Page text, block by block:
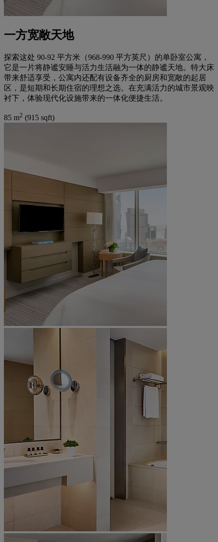
一方宽敞天地
探索这处 90-92 平方米（968-990 平方英尺）的单卧室公寓，
它是一片将静谧安睡与活力生活融为一体的静谧天地。特大床
带来舒适享受，公寓内还配有设备齐全的厨房和宽敞的起居
区，是短期和长期住宿的理想之选。在充满活力的城市景观映
衬下，体验现代化设施带来的一体化便捷生活。
85 m2 (915 sqft)